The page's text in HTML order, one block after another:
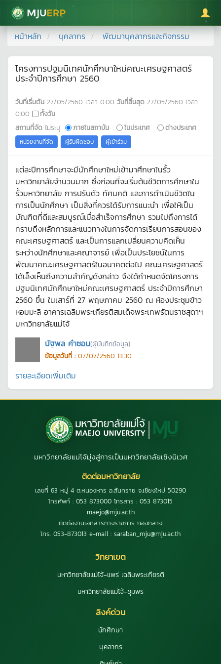
มหาวิทยาลัยแม่โจ้
หน้าหลัก บุคลากร พัฒนาบุคลากรและกิจกรรม
โครงการปฐมนิเทศนักศึกษาใหม่คณะเศรษฐศาสตร์
ประจำปีการศึกษา 2560
วันที่เริ่มต้น 27/05/2560 เวลา 0:00 วันที่สิ้นสุด 27/05/2560 เวลา
0:00
ทั้งวัน
สถานที่จัด ไม่ระบุ ภายในสถาบัน ในประเทศ ต่างประเทศ
หน่วยงานที่จัด ผู้รับผิดชอบ ผู้เข้าร่วม
แต่ละปีการศึกษาจะมีนักศึกษาใหม่เข้ามาศึกษาในรั้ว
มหาวิทยาลัยจำนวนมาก ซึ่งก่อนที่จะเริ่มต้นชีวิตการศึกษาใน
รั้วมหาวิทยาลัย การปรับตัว ทัศนคติ และการดำเนินชีวิตใน
การเป็นนักศึกษา เป็นสิ่งที่ควรได้รับการแนะนำ เพื่อให้เป็น
บัณฑิตที่ดีและสมบูรณ์เมื่อสำเร็จการศึกษา รวมไปถึงการได้
ทราบถึงหลักการและแนวทางในการจัดการเรียนการสอนของ
คณะเศรษฐศาสตร์ และเป็นการแลกเปลี่ยนความคิดเห็น
ระหว่างนักศึกษาและคณาจารย์ เพื่อเป็นประโยชน์ในการ
พัฒนาคณะเศรษฐศาสตร์ในอนาคตต่อไป คณะเศรษฐศาสตร์
ได้เล็งเห็นถึงความสำคัญดังกล่าว จึงได้กำหนดจัดโครงการ
ปฐมนิเทศนักศึกษาใหม่คณะเศรษฐศาสตร์ ประจำปีการศึกษา
2560 ขึ้น ในเสาร์ที่ 27 พฤษภาคม 2560 ณ ห้องประชุมข้าว
หอมมะลิ อาคารเฉลิมพระเกียรติสมเด็จพระเทพรัตนราชสุดาฯ
มหาวิทยาลัยแม่โจ้
นัฐพล คำซอน(ผู้บันทึกข้อมูล)
ข้อมูลวันที่ : 07/07/2560 13:30
รายละเอียดเพิ่มเติม
มหาวิทยาลัยแม่โจ้มุ่งสู่การเป็นมหาวิทยาลัยเชิงนิเวศ
ติดต่อมหาวิทยาลัย
เลขที่ 63 หมู่ 4 ต.หนองหาร อ.สันทราย จ.เชียงใหม่ 50290
โทรศัพท์ : 053 873000 โทรสาร : 053 873015
maejo@mju.ac.th
ติดต่องานเอกสารทางราชการ กองกลาง
โทร. 053-873013 e-mail : saraban_mju@mju.ac.th
วิทยาเขต
มหาวิทยาลัยแม่โจ้-แพร่ เฉลิมพระเกียรติ
มหาวิทยาลัยแม่โจ้-ชุมพร
ลิงค์ด่วน
นักศึกษา
บุคลากร